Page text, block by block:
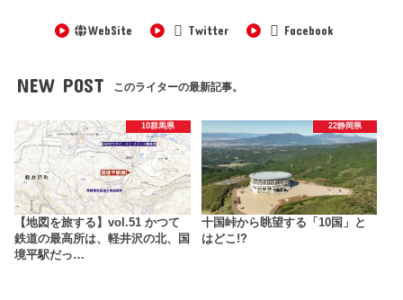
WebSite Twitter Facebook
NEW POST このライターの最新記事。
10群馬県
【地図を旅する】vol.51 かつて
鉄道の最高所は、軽井沢の北、国
境平駅だっ…
22静岡県
十国峠から眺望する「10国」と
はどこ!?